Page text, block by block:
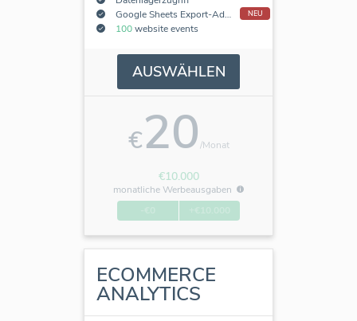
Google Sheets Export-Add-On
NEU
100website events
AUSWÄHLEN
€20/Monat
€10.000
monatliche Werbeausgaben
ECOMMERCE
ANALYTICS